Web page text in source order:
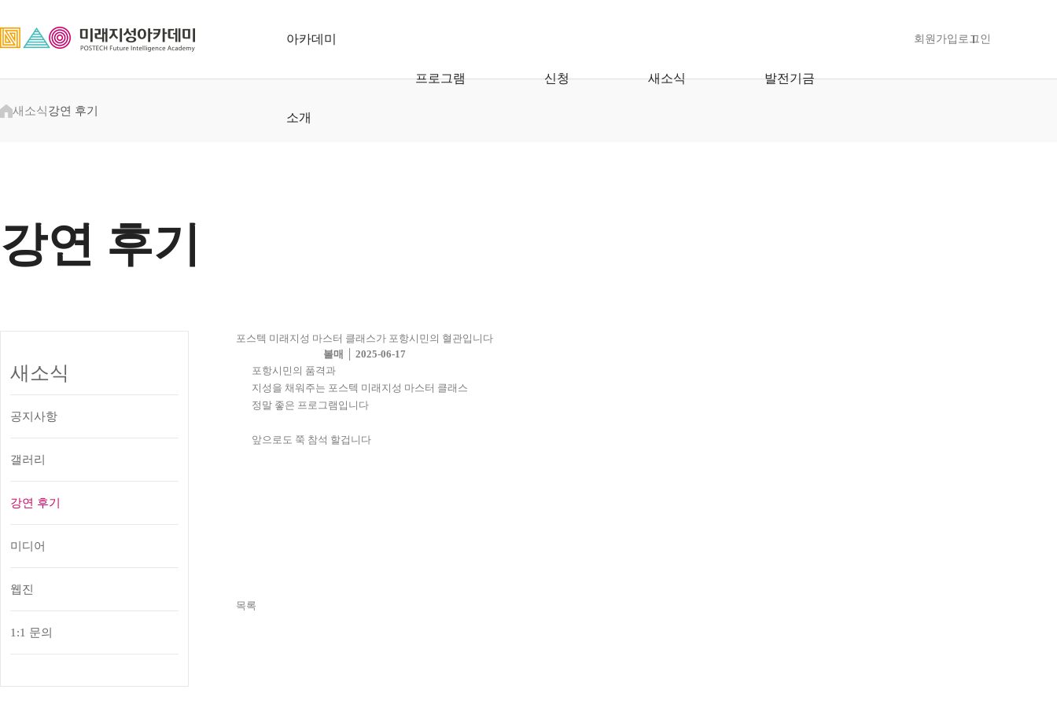
아카데미
소개
프로그램 신청 새소식 발전기금
회원가입 로그인
새소식강연 후기
강연 후기
새소식
공지사항
갤러리
강연 후기
미디어
웹진
1:1 문의
포스텍 미래지성 마스터 클래스가 포항시민의 혈관입니다
볼매 │ 2025-06-17
포항시민의 품격과
지성을 채워주는 포스텍 미래지성 마스터 클래스
정말 좋은 프로그램입니다
앞으로도 쭉 참석 할겁니다
목록